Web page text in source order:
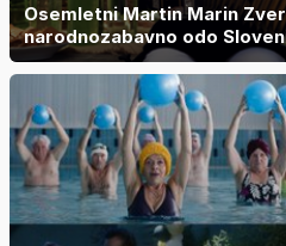
Osemletni Martin Marin
narodnozabavno odo